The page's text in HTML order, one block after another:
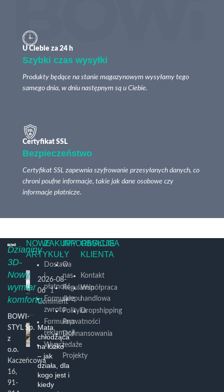
U Ciebie za 24 h
Szybki czas wysyłki
Produkty będące na stanie magazynowym wysyłamy tego
samego dnia, w dniu następnym są u Ciebie.
Certyfikat SSL
Bezpieczeństwo
Certyfikat SSL zapewnia szyfrowanie przesyłanych danych, co
chroni poufne informacje, takie jak dane osobowe czy
informacje płatnicze.
Dzianiny
3D-
Nowy
wymiar
komfortu.
BOWI-
STYL Sp.
z
o.o.
Kaczeńcowa
16,
91-
NOWE
ARTYKUŁY
2026-08-
06
1
Comment
Mata
chłodząca
na łóżko
– jak
działa, dla
kogo jest i
kiedy
ZAKUPY
Dostawa
i
płatność
Formularz
zwrotu
Formularz
reklamacji
Wyprzedaże
INFORMACJE
O
nas
Regulamin
sklepu
Polityka
Prywatności
Dofinansowania
i
Projekty
OBSŁUGA
KLIENTA
Kontakt
Współpraca
handlowa
Dropshipping